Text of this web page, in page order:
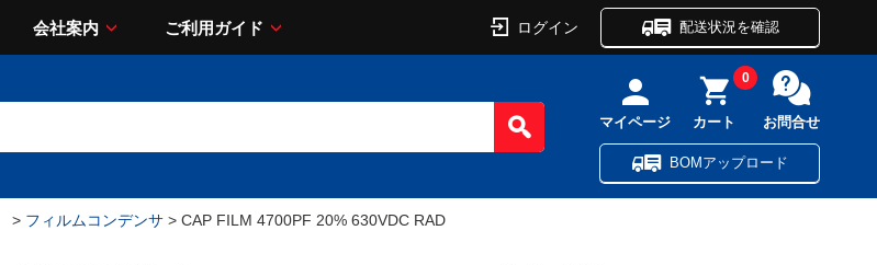
会社案内 ご利用ガイド ログイン 配送状況を確認
マイページ カート
0
お問合せ
BOMアップロード
> フィルムコンデンサ > CAP FILM 4700PF 20% 630VDC RAD